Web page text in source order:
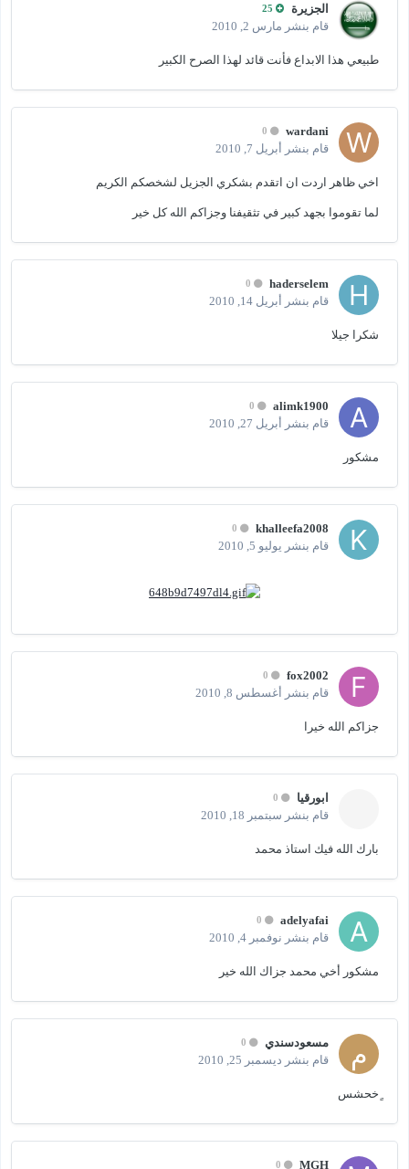
الجزيرة
قام بنشر مارس 2, 2010
طبيعي هذا الابداع فأنت قائد لهذا الصرح الكبير
wardani
قام بنشر أبريل 7, 2010
اخي ظاهر اردت ان اتقدم بشكري الجزيل لشخصكم الكريم
لما تقوموا بجهد كبير في تثقيفنا وجزاكم الله كل خير
haderselem
قام بنشر أبريل 14, 2010
شكرا جيلا
alimk1900
قام بنشر أبريل 27, 2010
مشكور
khalleefa2008
قام بنشر يوليو 5, 2010
fox2002
قام بنشر أغسطس 8, 2010
جزاكم الله خيرا
ابورقيا
قام بنشر سبتمبر 18, 2010
بارك الله فيك استاذ محمد
adelyafai
قام بنشر نوفمبر 4, 2010
مشكور أخي محمد جزاك الله خير
مسعودسندي
قام بنشر ديسمبر 25, 2010
ٍخحشس
MGH